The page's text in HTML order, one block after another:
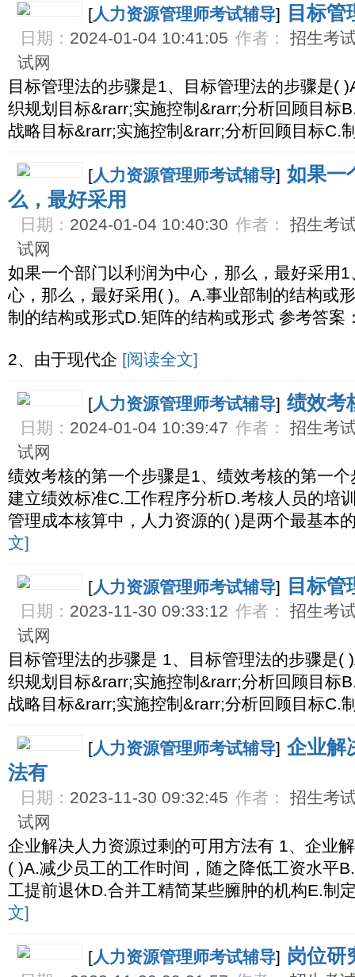
[人力资源管理师考试辅导] 目标管
日期： 2024-01-04 10:41:05 作者：
招生考
试网
目标管理法的步骤是1、目标管理法的步骤是(
织规划目标&rarr;实施控制&rarr;分析回顾目标
战略目标&rarr;实施控制&rarr;分析回顾目标C.
[人力资源管理师考试辅导] 如果一
么，最好采用
日期： 2024-01-04 10:40:30 作者：
招生考
试网
如果一个部门以利润为中心，那么，最好采用
心，那么，最好采用( )。A.事业部制的结构或
制的结构或形式D.矩阵的结构或形式 参考答案
2、由于现代企 [阅读全文]
[人力资源管理师考试辅导] 绩效考
日期： 2024-01-04 10:39:47 作者：
招生考
试网
绩效考核的第一个步骤是1、绩效考核的第
建立绩效标准C.工作程序分析D.考核人员的培
管理成本核算中，人力资源的( )是两个最基本
文]
[人力资源管理师考试辅导] 目标管
日期： 2023-11-30 09:33:12 作者：
招生考
试网
目标管理法的步骤是 1、目标管理法的步骤是(
织规划目标&rarr;实施控制&rarr;分析回顾目标
战略目标&rarr;实施控制&rarr;分析回顾目标C.
[人力资源管理师考试辅导] 企业解
法有
日期： 2023-11-30 09:32:45 作者：
招生考
试网
企业解决人力资源过剩的可用方法有 1、企业
( )A.减少员工的工作时间，随之降低工资水平
工提前退休D.合并工精简某些臃肿的机构E.制
文]
[人力资源管理师考试辅导] 岗位研